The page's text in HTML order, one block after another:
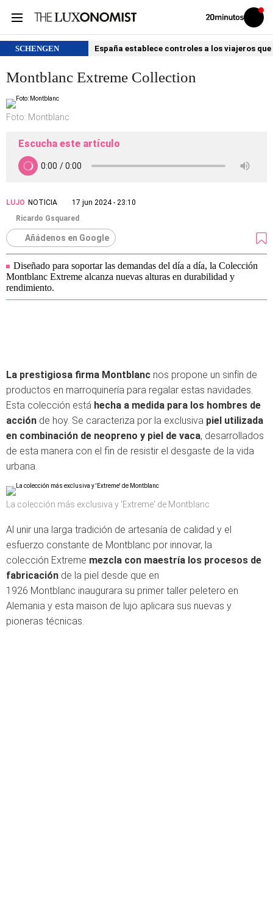
Volver
Iniciar
sesión
SCHENGEN España establece controles a los viajeros
Montblanc Extreme Collection
Foto: Montblanc
Escucha este artículo
LUJO NOTICIA
17 jun 2024 - 23:10
Ricardo Gsquared
Añádenos en Google
Diseñado para soportar las demandas del día a día, la Colección
Montblanc Extreme alcanza nuevas alturas en durabilidad y
rendimiento.
La prestigiosa firma Montblanc nos propone un sinfín de
productos en marroquinería para regalar estas navidades.
Esta colección está hecha a medida para los hombres de
acción de hoy. Se caracteriza por la exclusiva piel utilizada
en combinación de neopreno y piel de vaca, desarrollados
de esta manera con el fin de resistir el desgaste de la vida
urbana.
La colección más exclusiva y 'Extreme' de Montblanc
Al unir una larga tradición de artesanía de calidad y el
esfuerzo constante de Montblanc por innovar, la
colección Extreme mezcla con maestría los procesos de
fabricación de la piel desde que en
1926 Montblanc inaugurara su primer taller peletero en
Alemania y esta maison de lujo aplicara sus nuevas y
pioneras técnicas.